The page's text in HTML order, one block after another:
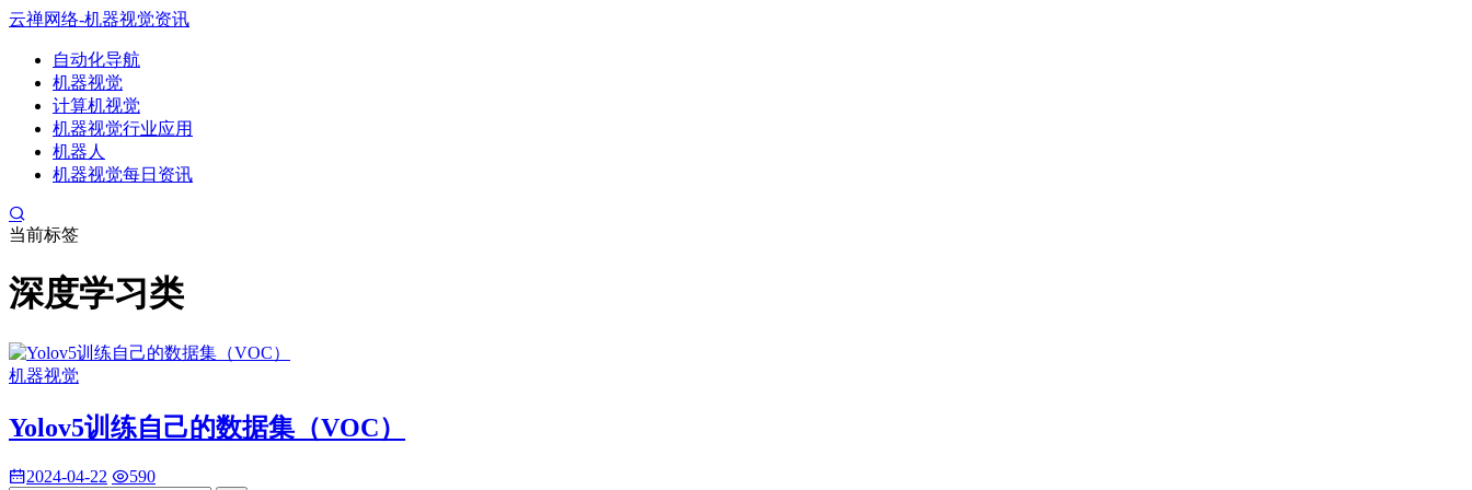
云禅网络-机器视觉资讯
自动化导航
机器视觉
计算机视觉
机器视觉行业应用
机器人
机器视觉每日资讯
当前标签
深度学习类
机器视觉
Yolov5训练自己的数据集（VOC）
2024-04-22 590